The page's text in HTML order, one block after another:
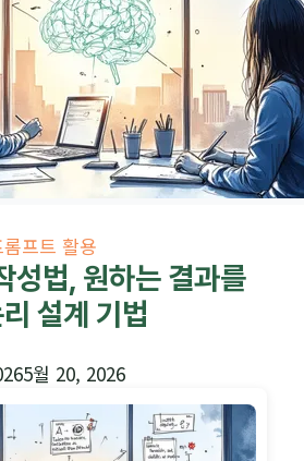
프트 활용
성법, 원하는 결과를
설계 기법
5월 20, 2026